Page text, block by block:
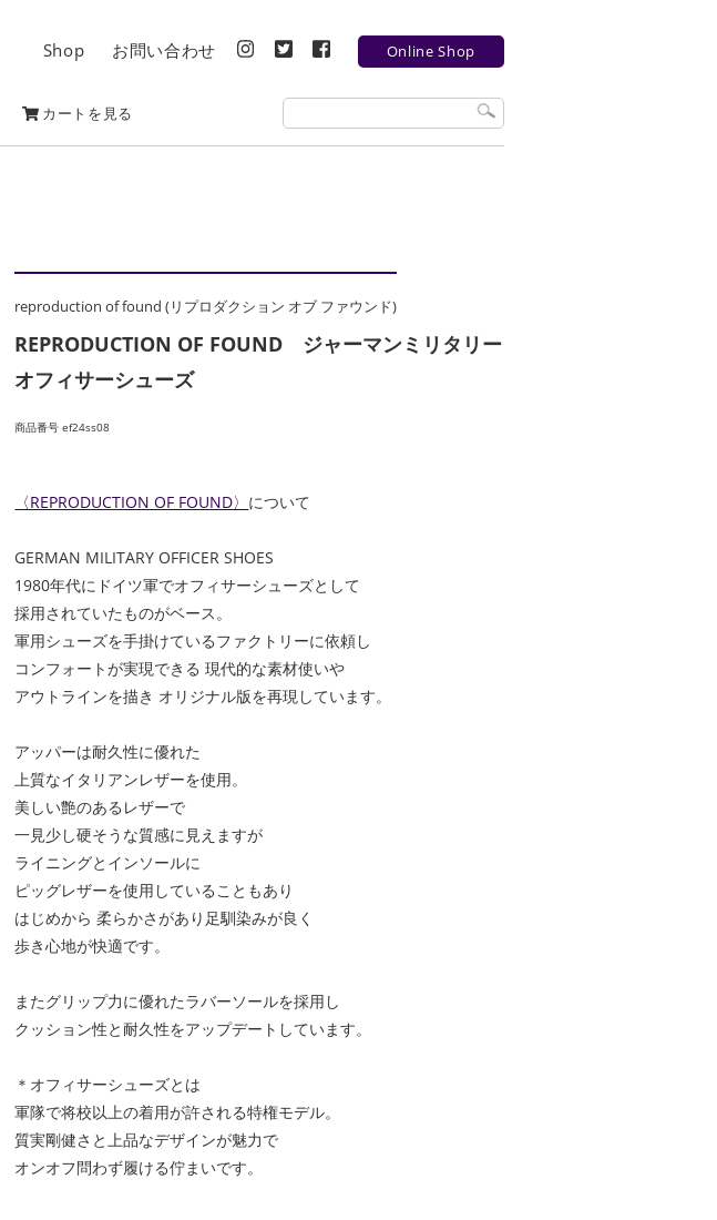
Shop お問い合わせ Online Shop
カートを見る
reproduction of found (リプロダクション オブ ファウンド)
REPRODUCTION OF FOUND ジャーマンミリタリー
オフィサーシューズ
商品番号 ef24ss08
〈REPRODUCTION OF FOUND〉 について
GERMAN MILITARY OFFICER SHOES
1980年代にドイツ軍でオフィサーシューズとして
採用されていたものがベース。
軍用シューズを手掛けているファクトリーに依頼し
コンフォートが実現できる 現代的な素材使いや
アウトラインを描き オリジナル版を再現しています。
アッパーは耐久性に優れた
上質なイタリアンレザーを使用。
美しい艶のあるレザーで
一見少し硬そうな質感に見えますが
ライニングとインソールに
ピッグレザーを使用していることもあり
はじめから 柔らかさがあり足馴染みが良く
歩き心地が快適です。
またグリップ力に優れたラバーソールを採用し
クッション性と耐久性をアップデートしています。
＊オフィサーシューズとは
軍隊で将校以上の着用が許される特権モデル。
質実剛健さと上品なデザインが魅力で
オンオフ問わず履ける佇まいです。